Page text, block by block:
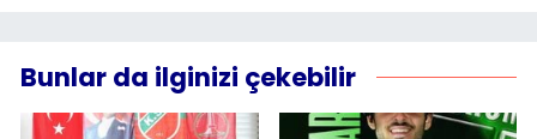
Bunlar da ilginizi çekebilir